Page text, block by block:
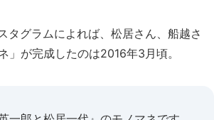
タグラムによれば、松居さん、船越さ
」が完成したのは2016年3月頃。